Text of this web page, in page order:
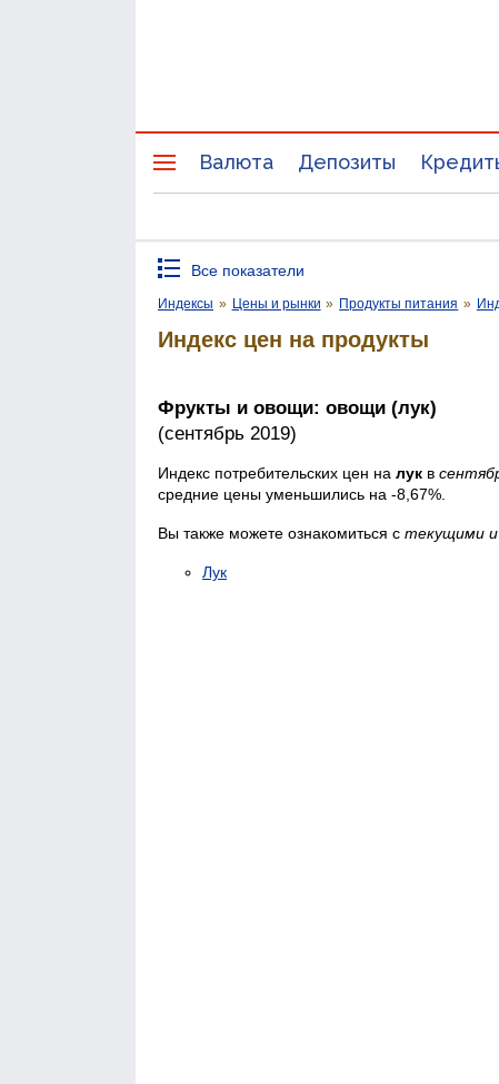
Валюта Депозиты
Все показатели
Индексы » Цены и рынки » Продукты питания »
Индекс цен на продукты
Фрукты и овощи: овощи (лук)
(сентябрь 2019)
Индекс потребительских цен на лук в
средние цены уменьшились на -8,67%.
Вы также можете ознакомиться с текущими и
Лук